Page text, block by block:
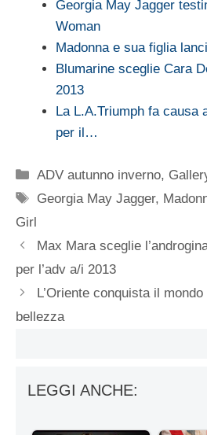
Georgia May Jagger
Woman
Madonna e sua figlia
Blumarine sceglie Cara
2013
La L.A.Triumph fa causa
per il…
Categorie
ADV autunno inverno,
Tag
Georgia May Jagger,
Girl
Max Mara sceglie
per l’adv a/i 2013
L’Oriente conquista il
bellezza
LEGGI ANCHE: